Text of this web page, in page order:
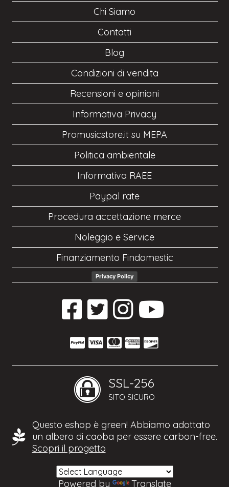
Chi Siamo
Contatti
Blog
Condizioni di vendita
Recensioni e opinioni
Informativa Privacy
Promusicstore.it su MEPA
Politica ambientale
Informativa RAEE
Paypal rate
Procedura accettazione merce
Noleggio e Service
Finanziamento Findomestic
Privacy Policy
SSL-256
SITO SICURO
Questo eshop è green! Abbiamo adottato
un albero di caoba per essere carbon-free.
Scopri il progetto
Powered by Translate